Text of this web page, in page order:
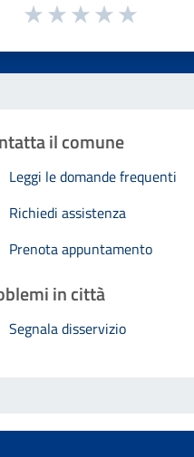
1 a 5 stelle la pagina
il comune
Leggi le domande frequenti
Richiedi assistenza
Prenota appuntamento
in città
Segnala disservizio